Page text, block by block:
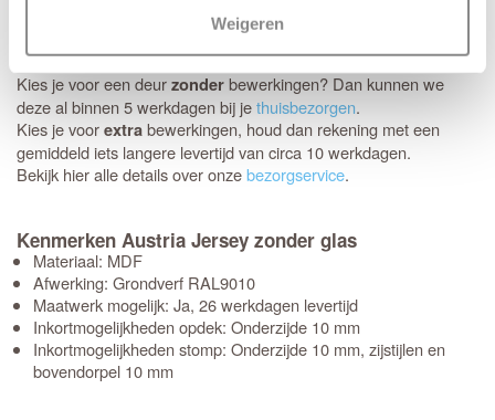
Weigeren
Schikt het moment niet? Geen probleem, je kunt eenvoudig zelf
een later bezorgmoment inplannen dat jou beter uitkomt.
Kies je voor een deurzonderbewerkingen? Dan kunnen we
deze al binnen 5 werkdagen bij jethuisbezorgen.
Kies je voorextrabewerkingen, houd dan rekening met een
gemiddeld iets langere levertijd van circa 10 werkdagen.
Bekijk hier alle details over onzebezorgservice.
Kenmerken Austria Jersey zonder glas
Materiaal: MDF
Afwerking: Grondverf RAL9010
Maatwerk mogelijk: Ja, 26 werkdagen levertijd
Inkortmogelijkheden opdek: Onderzijde 10 mm
Inkortmogelijkheden stomp: Onderzijde 10 mm, zijstijlen en
bovendorpel 10 mm